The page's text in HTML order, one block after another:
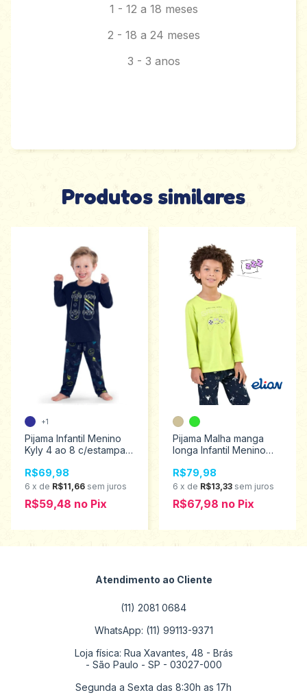
1 - 12 a 18 meses
2 - 18 a 24 meses
3 - 3 anos
Produtos similares
Pijama Infantil Menino
Kyly 4 ao 8 c/estampa
1000170
R$69,98
6 x de R$11,66 sem juros
R$59,48 no Pix
+1
Pijama Malha manga
longa Infantil Menino
R$79,98
6 x de R$13,33 sem juros
R$67,98 no Pix
Atendimento ao Cliente
(11) 2081 0684
WhatsApp: (11) 99113-9371
Loja física: Rua Xavantes, 48 - Brás
- São Paulo - SP - 03027-000
Segunda a Sexta das 8:30h as 17h